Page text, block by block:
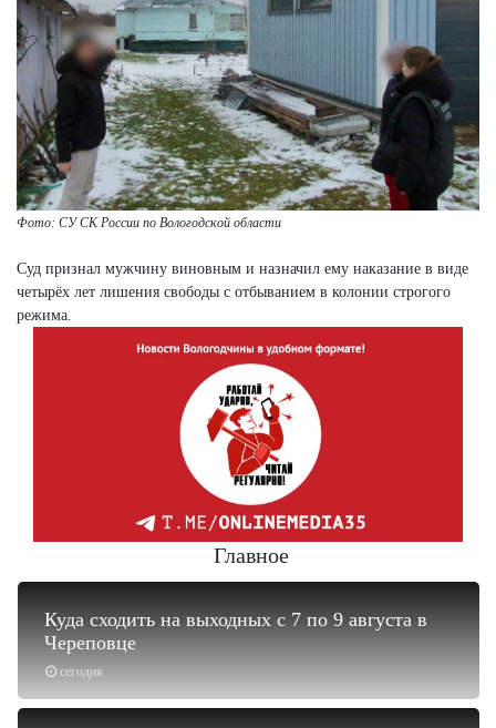
Фото: СУ СК России по Вологодской области
Суд признал мужчину виновным и назначил ему наказание в виде
четырёх лет лишения свободы с отбыванием в колонии строгого
режима.
Главное
сегодня
Куда сходить на выходных с 7 по 9 августа в
Череповце